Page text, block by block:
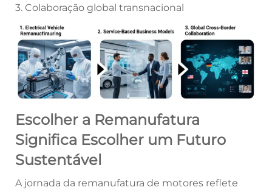
3. Colaboração global transnacional
Escolher a Remanufatura
Significa Escolher um Futuro
Sustentável
A jornada da remanufatura de motores reflete